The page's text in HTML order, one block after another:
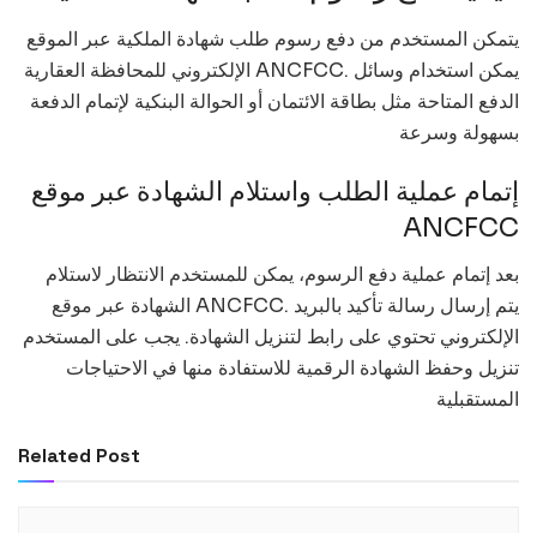
يتمكن المستخدم من دفع رسوم طلب شهادة الملكية عبر الموقع
الإلكتروني للمحافظة العقارية ANCFCC. يمكن استخدام وسائل
الدفع المتاحة مثل بطاقة الائتمان أو الحوالة البنكية لإتمام الدفعة
بسهولة وسرعة
إتمام عملية الطلب واستلام الشهادة عبر موقع
ANCFCC
بعد إتمام عملية دفع الرسوم، يمكن للمستخدم الانتظار لاستلام
الشهادة عبر موقع ANCFCC. يتم إرسال رسالة تأكيد بالبريد
الإلكتروني تحتوي على رابط لتنزيل الشهادة. يجب على المستخدم
تنزيل وحفظ الشهادة الرقمية للاستفادة منها في الاحتياجات
المستقبلية
Related Post